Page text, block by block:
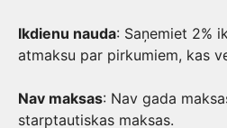
Ikdienu nauda: Saņemiet 2%
atmaksu par pirkumiem, kas
Nav maksas: Nav gada
starptautiskas maksas.